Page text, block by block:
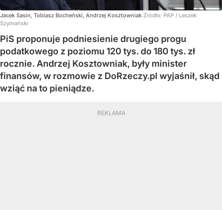
Jacek Sasin, Tobiasz Bocheński, Andrzej Kosztowniak Źródło: PAP / Leszek
Szymański
PiS proponuje podniesienie drugiego progu
podatkowego z poziomu 120 tys. do 180 tys. zł
rocznie. Andrzej Kosztowniak, były minister
finansów, w rozmowie z DoRzeczy.pl wyjaśnił, skąd
wziąć na to pieniądze.